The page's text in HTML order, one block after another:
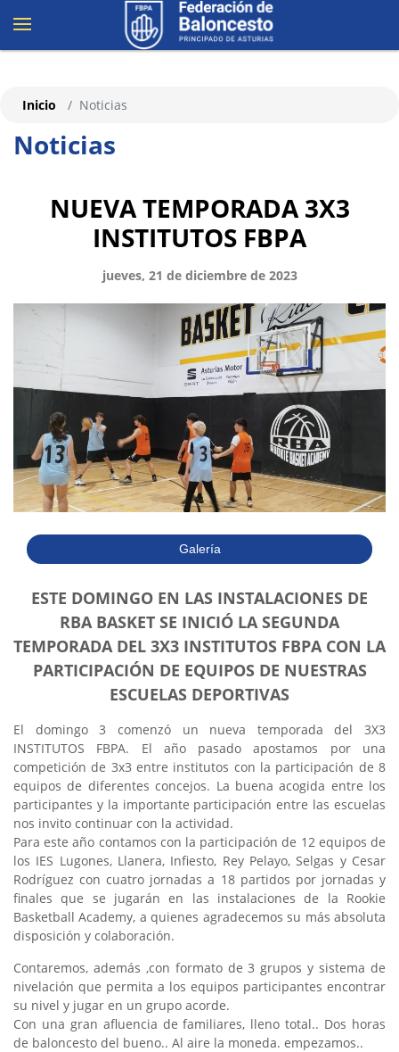
Noticias
Inicio Noticias
NUEVA TEMPORADA 3X3
INSTITUTOS FBPA
jueves, 21 de diciembre de 2023
Galería
ESTE DOMINGO EN LAS INSTALACIONES DE
RBA BASKET SE INICIÓ LA SEGUNDA
TEMPORADA DEL 3X3 INSTITUTOS FBPA CON LA
PARTICIPACIÓN DE EQUIPOS DE NUESTRAS
ESCUELAS DEPORTIVAS
El domingo 3 comenzó un nueva temporada del 3X3
INSTITUTOS FBPA. El año pasado apostamos por una
competición de 3x3 entre institutos con la participación de 8
equipos de diferentes concejos. La buena acogida entre los
participantes y la importante participación entre las escuelas
nos invito continuar con la actividad.
Para este año contamos con la participación de 12 equipos de
los IES Lugones, Llanera, Infiesto, Rey Pelayo, Selgas y Cesar
Rodríguez con cuatro jornadas a 18 partidos por jornadas y
finales que se jugarán en las instalaciones de la Rookie
Basketball Academy, a quienes agradecemos su más absoluta
disposición y colaboración.
Contaremos, además ,con formato de 3 grupos y sistema de
nivelación que permita a los equipos participantes encontrar
su nivel y jugar en un grupo acorde.
Con una gran afluencia de familiares, lleno total.. Dos horas
de baloncesto del bueno.. Al aire la moneda. empezamos..